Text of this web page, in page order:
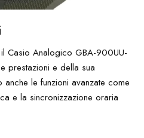
Casio Analogico GBA-900UU-
prestazioni e della sua
le funzioni avanzate come
e la sincronizzazione oraria